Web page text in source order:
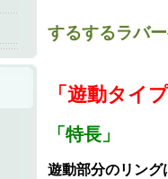
するするラバ
「遊動タイ
「特長」
遊動部分のリング